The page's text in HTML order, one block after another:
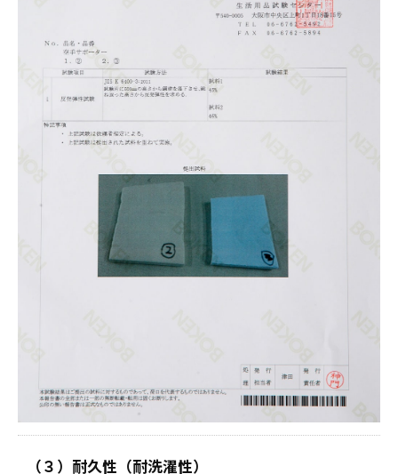
（３）耐久性（耐洗濯性）